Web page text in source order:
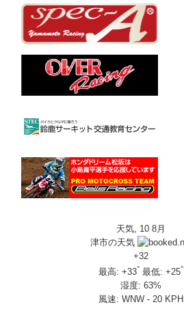
天気, 10 8月
津市の天気
+32
最高:+33° 最低:+25°
湿度:63%
風速:WNW - 20 KPH